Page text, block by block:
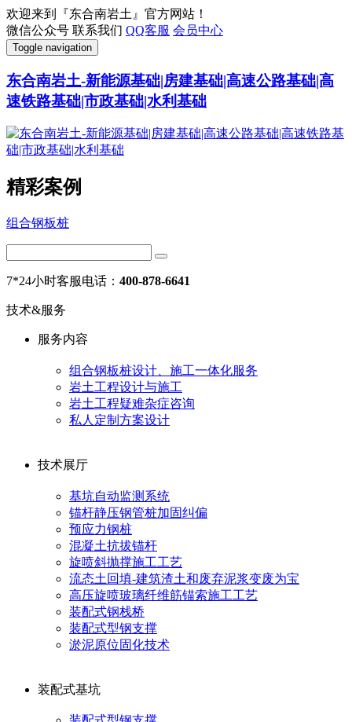
欢迎来到『东合南岩土』官方网站！
微信公众号 联系我们 QQ客服 会员中心
Toggle navigation
东合南岩土-新能源基础|房建基础|高速公路基础|高
速铁路基础|市政基础|水利基础
精彩案例
组合钢板桩
7*24小时客服电话： 400-878-6641
技术&服务
服务内容
组合钢板桩设计、施工一体化服务
岩土工程设计与施工
岩土工程疑难杂症咨询
私人定制方案设计
技术展厅
基坑自动监测系统
锚杆静压钢管桩加固纠偏
预应力钢桩
混凝土抗拔锚杆
旋喷斜抛撑施工工艺
流态土回填-建筑渣土和废弃泥浆变废为宝
高压旋喷玻璃纤维筋锚索施工工艺
装配式钢栈桥
装配式型钢支撑
淤泥原位固化技术
装配式基坑